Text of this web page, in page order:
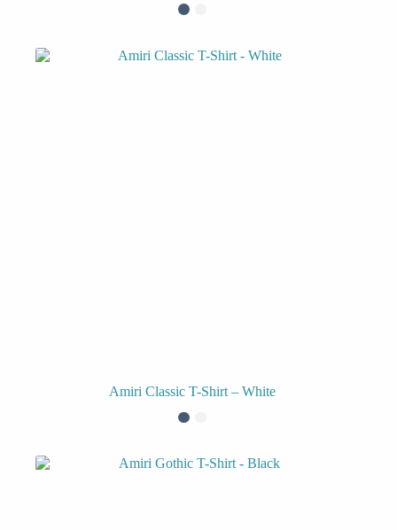
Amiri Classic T-Shirt – White